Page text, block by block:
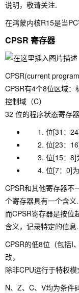
说明，敬请关注.
在鸿蒙内核R15是当
CPSR 寄存器
CPSR(current
CPSR有4个8位区域：
控制域（C）
32 位的程序状态寄存
位[31：
位[23：
位[15：8]
位[7：0]
CPSR和其他寄存器不
个寄存器具有一个含义.
而CPSR寄存器是按位
含义，记录特定的信息.
CPSR的低8位（包括I
改，
除非CPU运行于特权
N、Z、C、V均为条件